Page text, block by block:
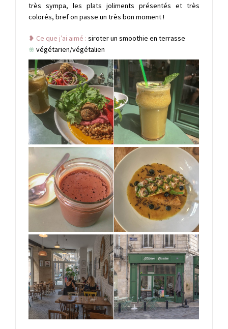
très sympa, les plats joliments présentés et très
colorés, bref on passe un très bon moment !
❥ Ce que j’ai aimé : siroter un smoothie en terrasse
❀ végétarien/végétalien